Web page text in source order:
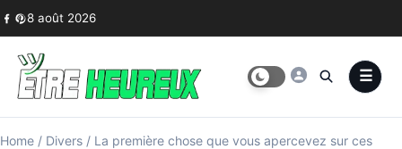
Skip to content
8 août 2026
Home / Divers / La première chose que vous apercevez sur ces